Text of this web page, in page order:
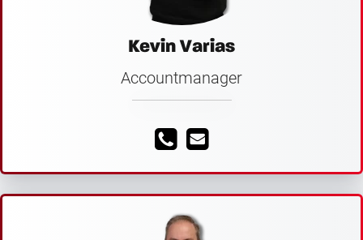
Kevin Varias
Accountmanager